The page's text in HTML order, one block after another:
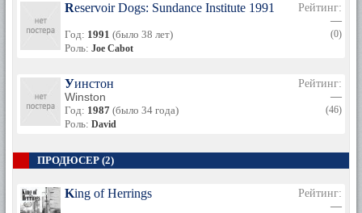
Reservoir Dogs: Sundance Institute 1991 June Film Lab
Год: 1991 (было 38 лет)
Роль: Joe Cabot
Рейтинг:
—
(0)
Уинстон
Winston
Год: 1987 (было 34 года)
Роль: David
Рейтинг:
—
(46)
ПРОДЮСЕР (2)
King of Herrings
Рейтинг:
—